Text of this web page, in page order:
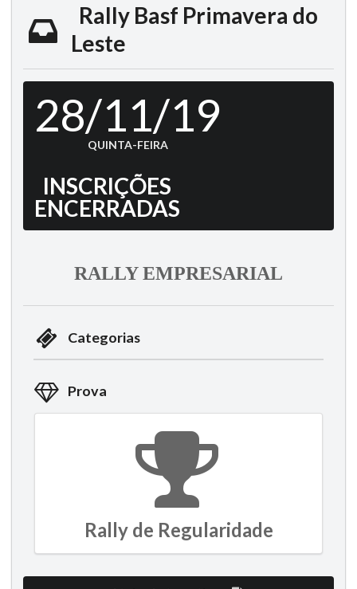
Rally Basf Primavera do
Leste
28/11/19
QUINTA-FEIRA
INSCRIÇÕES
ENCERRADAS
RALLY EMPRESARIAL
Categorias
Prova
Rally de Regularidade